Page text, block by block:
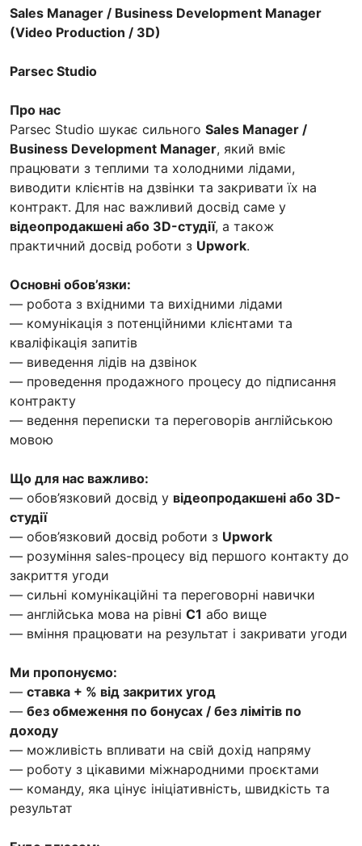
Sales Manager / Business Development Manager
(Video Production / 3D)
Parsec Studio
Про нас
Parsec Studio шукає сильного Sales Manager /
Business Development Manager, який вміє
працювати з теплими та холодними лідами,
виводити клієнтів на дзвінки та закривати їх на
контракт. Для нас важливий досвід саме у
відеопродакшені або 3D-студії, а також
практичний досвід роботи з Upwork.
Основні обов’язки:
— робота з вхідними та вихідними лідами
— комунікація з потенційними клієнтами та
кваліфікація запитів
— виведення лідів на дзвінок
— проведення продажного процесу до підписання
контракту
— ведення переписки та переговорів англійською
мовою
Що для нас важливо:
— обов’язковий досвід у відеопродакшені або 3D-
студії
— обов’язковий досвід роботи з Upwork
— розуміння sales-процесу від першого контакту до
закриття угоди
— сильні комунікаційні та переговорні навички
— англійська мова на рівні C1 або вище
— вміння працювати на результат і закривати угоди
Ми пропонуємо:
— ставка + % від закритих угод
— без обмеження по бонусах / без лімітів по
доходу
— можливість впливати на свій дохід напряму
— роботу з цікавими міжнародними проєктами
— команду, яка цінує ініціативність, швидкість та
результат